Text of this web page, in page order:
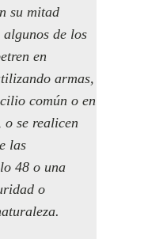
su mitad
de los
en
armas,
común o en
se realicen
las
48 o una
o